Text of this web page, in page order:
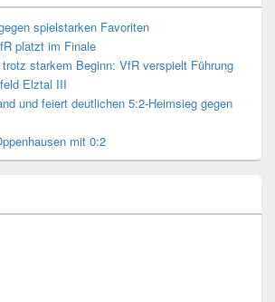
spielstarken Favoriten
platzt im Finale
starkem Beginn: VfR verspielt Führung
Elztal III
und feiert deutlichen 5:2-Heimsieg gegen
mit 0:2